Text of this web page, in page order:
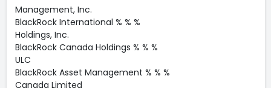
Management, Inc.
BlackRock International % % %
Holdings, Inc.
BlackRock Canada Holdings % % %
ULC
BlackRock Asset Management % % %
Canada Limited